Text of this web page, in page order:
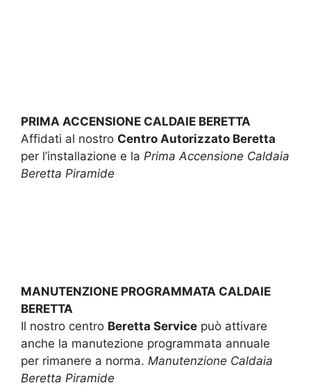
PRIMA ACCENSIONE CALDAIE BERETTA
Affidati al nostro Centro Autorizzato Beretta
per l’installazione e la Prima Accensione Caldaia
Beretta Piramide
MANUTENZIONE PROGRAMMATA CALDAIE
BERETTA
Il nostro centro Beretta Service può attivare
anche la manutezione programmata annuale
per rimanere a norma. Manutenzione Caldaia
Beretta Piramide